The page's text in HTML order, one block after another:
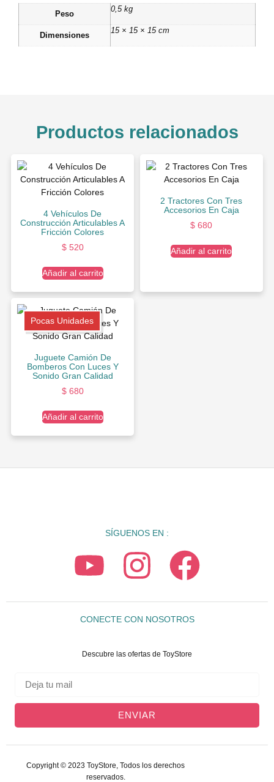
Peso
0,5 kg
Dimensiones
15 × 15 × 15 cm
Productos relacionados
4 Vehículos De
Construcción Articulables A
Fricción Colores
$520
Añadir al carrito
2 Tractores Con Tres
Accesorios En Caja
$ 680
Añadir al carrito
Pocas Unidades
Juguete Camión De
Bomberos Con Luces Y
Sonido Gran Calidad
$680
Añadir al carrito
SÍGUENOS EN :
CONECTE CON NOSOTROS
Descubre las ofertas de ToyStore
ENVIAR
Copyright © 2023 ToyStore, Todos los derechos
reservados.